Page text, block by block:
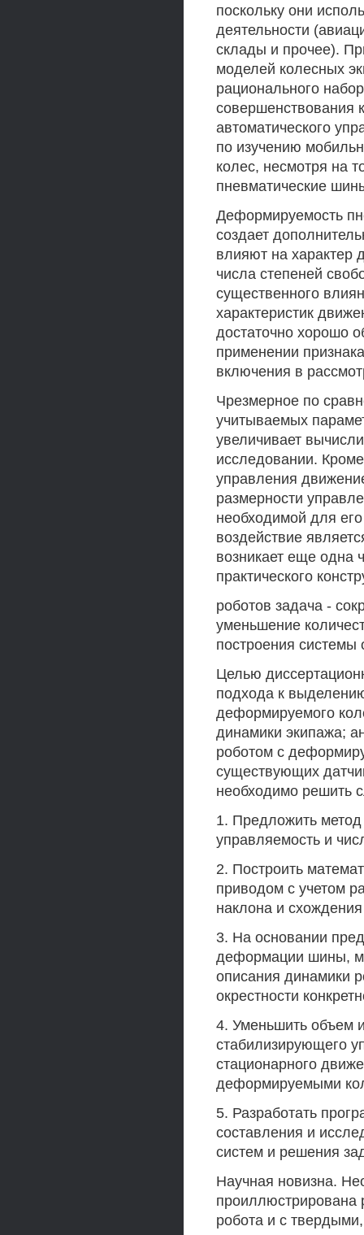
поскольку они
деятельности
склады и прочее).
моделей колесных
рационального
совершенствования
автоматического
по изучению
колес, несмотря на
пневматические
Деформируемость
создает
влияют на характер
числа степеней
существенного
характеристик
достаточно хорошо
применении
включения в
Чрезмерное по
учитываемых
увеличивает
исследовании.
управления
размерности
необходимой для
воздействие
возникает еще одна
практического
роботов задача -
уменьшение
построения системы
Целью
подхода к
деформируемого
динамики экипажа;
роботом с
существующих
необходимо решить
1. Предложить
управляемость и
2. Построить
приводом с учетом
наклона и
3. На основании
деформации шины,
описания динамики
окрестности
4. Уменьшить объем
стабилизирующего
стационарного
деформируемыми
5. Разработать
составления и
систем и решения
Научная новизна.
проиллюстрирована
робота и с